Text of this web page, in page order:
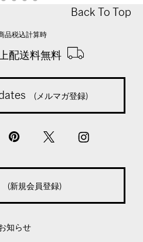
Back To Top
品税込計算時
配送料無料
(メルマガ登録)
(新規会員登録)
知らせ